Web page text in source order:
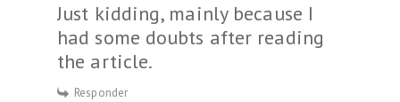
Just kidding, mainly because I
had some doubts after reading
the article.
Responder